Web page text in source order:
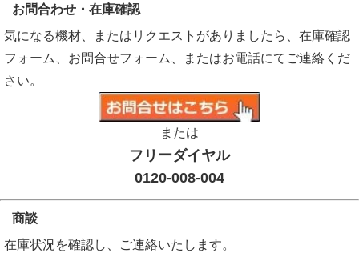
お問合わせ・在庫確認
気になる機材、またはリクエストがありましたら、在庫確認
フォーム、お問合せフォーム、またはお電話にてご連絡くだ
さい。
または
フリーダイヤル
0120-008-004
商談
在庫状況を確認し、ご連絡いたします。